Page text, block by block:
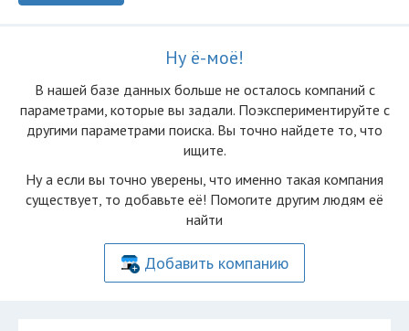
Ну ё-моё!
В нашей базе данных больше не осталоcь компаний с
параметрами, которые вы задали. Поэкспериментируйте с
другими параметрами поиска. Вы точно найдете то, что
ищите.
Ну а если вы точно уверены, что именно такая компания
существует, то добавьте её! Помогите другим людям её
найти
Добавить компанию